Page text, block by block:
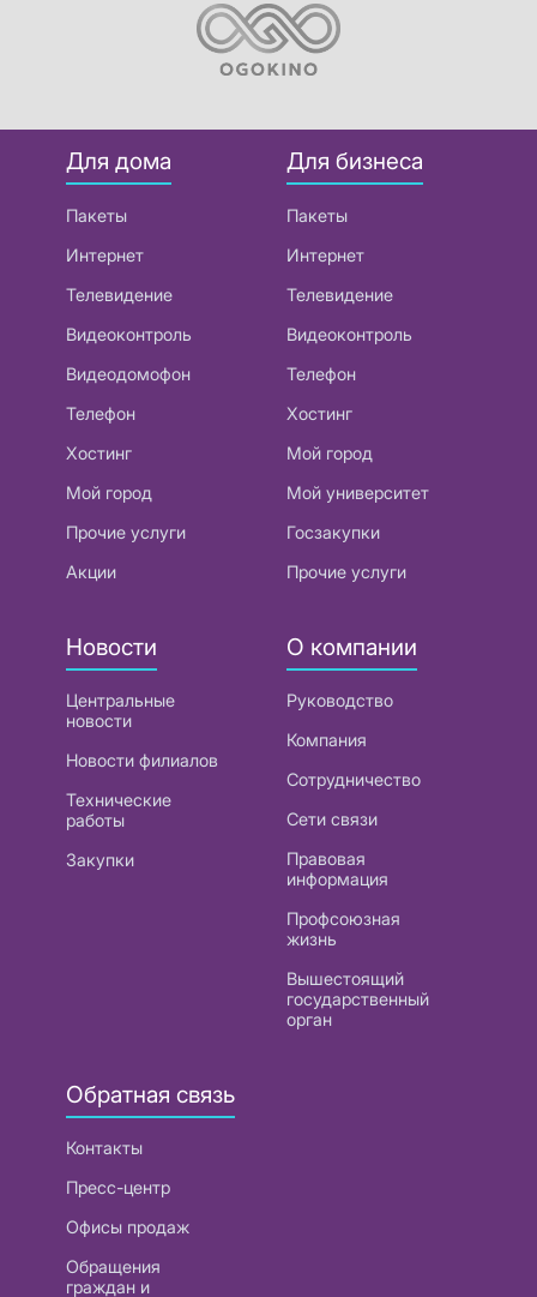
Для дома
Пакеты
Интернет
Телевидение
Видеоконтроль
Видеодомофон
Телефон
Хостинг
Мой город
Прочие услуги
Акции
Для бизнеса
Пакеты
Интернет
Телевидение
Видеоконтроль
Телефон
Хостинг
Мой город
Мой университет
Госзакупки
Прочие услуги
Новости
Центральные
новости
Новости филиалов
Технические
работы
Закупки
О компании
Руководство
Компания
Сотрудничество
Сети связи
Правовая
информация
Профсоюзная
жизнь
Вышестоящий
государственный
орган
Обратная связь
Контакты
Пресс-центр
Офисы продаж
Обращения
граждан и